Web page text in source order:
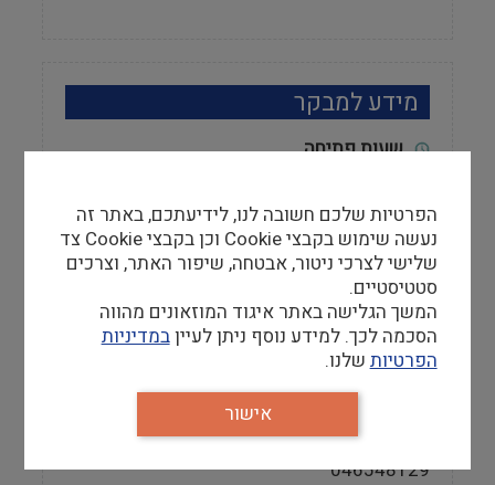
מידע למבקר
שעות פתיחה
המוזאון סגור ויפתח בתיאום מראש בלבד.
קבוצות בהזמנה מראש בכל יום ובכל שעה.
אתר
http://www.pioneers.co.il
טלפון
046548974
מספר פקס
046548129
הפרטיות שלכם חשובה לנו, לידיעתכם, באתר זה
נעשה שימוש בקבצי Cookie וכן בקבצי Cookie צד
שלישי לצרכי ניטור, אבטחה, שיפור האתר, וצרכים
סטטיסטיים.
המשך הגלישה באתר איגוד המוזאונים מהווה
הסכמה לכך. למידע נוסף ניתן לעייןבמדיניות
הפרטיותשלנו.
אישור